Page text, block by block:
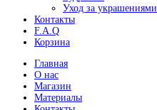
Уход за украшениями
Контакты
F.A.Q
Корзина
Главная
О нас
Магазин
Материалы